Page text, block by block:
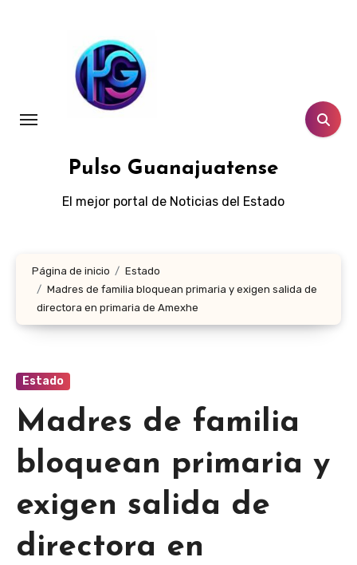
Pulso Guanajuatense
El mejor portal de Noticias del Estado
Página de inicio
Estado
Madres de familia bloquean primaria y exigen salida de
directora en primaria de Amexhe
Estado
Madres de familia
bloquean primaria y
exigen salida de
directora en